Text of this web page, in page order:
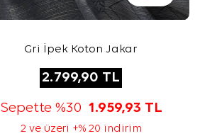
Gri İpek Koton Jakar
2.799,90 TL
Sepette %30 1.959,93 TL
2 ve üzeri +% 20 indirim